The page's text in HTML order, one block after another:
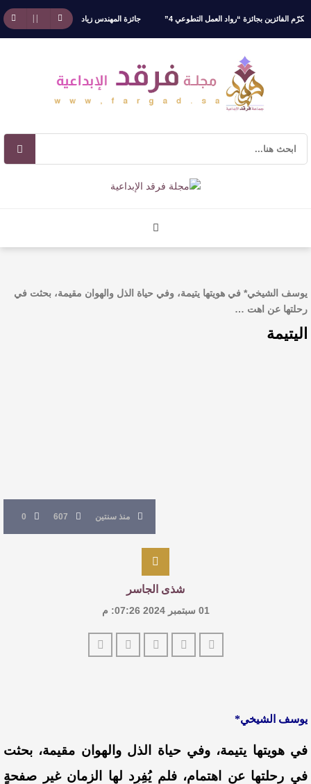
بجائزة “رواد العمل التطوعي 4” جائزة المهندس زياد الزهراني للتفوق العلمي
آليات البناء الاستهلالي في رواية : ( على كف رتويت ) للدكتورة زينب الخضيري
يوسف الشيخي* في هويتها يتيمة، وفي حياة الذل والهوان مقيمة، بحثت في
رحلتها عن اهت …
اليتيمة
منذ سنتين 607
0
شذى الجاسر
01 سبتمبر 2024 07:26: م
يوسف الشيخي*
في هويتها يتيمة، وفي حياة الذل والهوان مقيمة، بحثت
في رحلتها عن اهتمام، فلم يُفِرِد لها الزمان غير صفحةٍ